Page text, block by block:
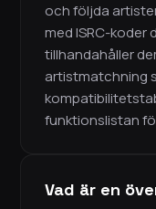
och följda
med ISRC-koder
tillhandahåller
artistmatchning
funktionslistan
Vad är en